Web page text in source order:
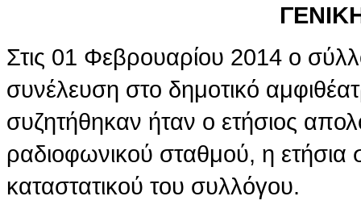
Στις 01 Φεβρουαρίου 2014 ο
συνέλευση στο δημοτικό
συζητήθηκαν ήταν ο ετήσιος
ραδιοφωνικού σταθμού, η
καταστατικού του συλλόγου.